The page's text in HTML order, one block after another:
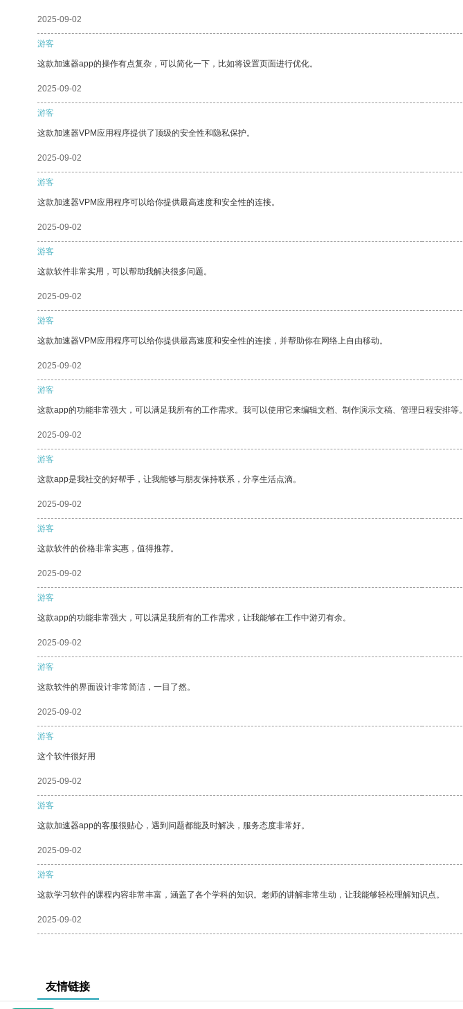
2025-09-02
游客
这款加速器app的操作有点复杂，可以简化一下，比如将设置页面进行优化。
2025-09-02
游客
这款加速器VPM应用程序提供了顶级的安全性和隐私保护。
2025-09-02
游客
这款加速器VPM应用程序可以给你提供最高速度和安全性的连接。
2025-09-02
游客
这款软件非常实用，可以帮助我解决很多问题。
2025-09-02
游客
这款加速器VPM应用程序可以给你提供最高速度和安全性的连接，并帮助你在网络上自由移动。
2025-09-02
游客
这款app的功能非常强大，可以满足我所有的工作需求。我可以使用它来编辑文档、制作演示文稿、管理日程安排等。
2025-09-02
游客
这款app是我社交的好帮手，让我能够与朋友保持联系，分享生活点滴。
2025-09-02
游客
这款软件的价格非常实惠，值得推荐。
2025-09-02
游客
这款app的功能非常强大，可以满足我所有的工作需求，让我能够在工作中游刃有余。
2025-09-02
游客
这款软件的界面设计非常简洁，一目了然。
2025-09-02
游客
这个软件很好用
2025-09-02
游客
这款加速器app的客服很贴心，遇到问题都能及时解决，服务态度非常好。
2025-09-02
游客
这款学习软件的课程内容非常丰富，涵盖了各个学科的知识。老师的讲解非常生动，让我能够轻松理解知识点。
2025-09-02
友情链接